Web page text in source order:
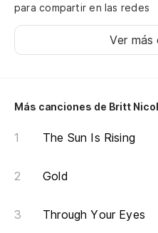
para compartir en las redes
Ver más
Más canciones de Britt
The Sun Is Rising
Gold
Through Your Eyes